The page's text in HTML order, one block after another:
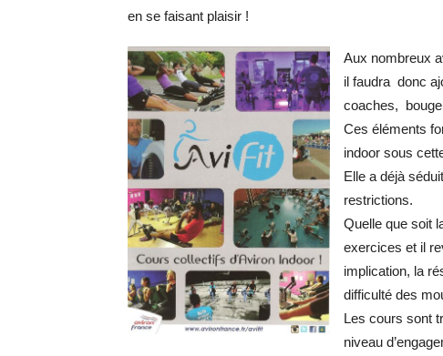
en se faisant plaisir !
Aux nombreux
il faudra donc
coaches,
Ces éléments
indoor sous
Elle a déjà
restrictions.
Quelle que soit
exercices et il
implication, la
difficulté des
Les cours sont
niveau